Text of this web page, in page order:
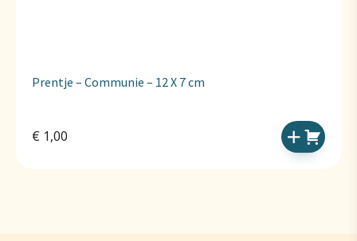
Prentje – Communie – 12 X 7 cm
€ 1,00